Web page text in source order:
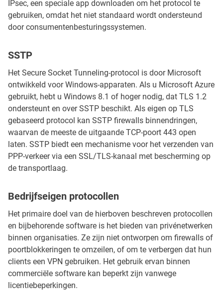
IPsec, een speciale app downloaden om het protocol te
gebruiken, omdat het niet standaard wordt ondersteund
door consumentenbesturingssystemen.
SSTP
Het Secure Socket Tunneling-protocol is door Microsoft
ontwikkeld voor Windows-apparaten. Als u Microsoft Azure
gebruikt, hebt u Windows 8.1 of hoger nodig, dat TLS 1.2
ondersteunt en over SSTP beschikt. Als eigen op TLS
gebaseerd protocol kan SSTP firewalls binnendringen,
waarvan de meeste de uitgaande TCP-poort 443 open
laten. SSTP biedt een mechanisme voor het verzenden van
PPP-verkeer via een SSL/TLS-kanaal met bescherming op
de transportlaag.
Bedrijfseigen protocollen
Het primaire doel van de hierboven beschreven protocollen
en bijbehorende software is het bieden van privénetwerken
binnen organisaties. Ze zijn niet ontworpen om firewalls of
poortblokkeringen te omzeilen, of om te verbergen dat hun
clients een VPN gebruiken. Het gebruik ervan binnen
commerciële software kan beperkt zijn vanwege
licentiebeperkingen.